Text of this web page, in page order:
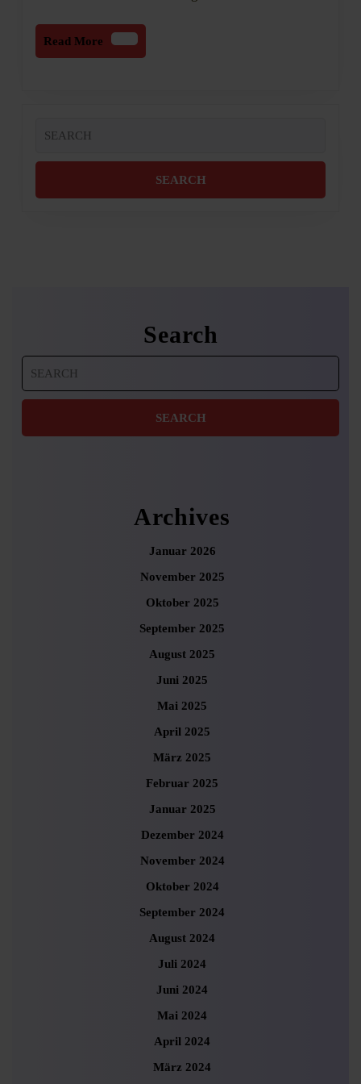
Read More
Read
More
for:
Search
for:
Archives
Januar 2026
November 2025
Oktober 2025
September 2025
August 2025
Juni 2025
Mai 2025
April 2025
März 2025
Februar 2025
Januar 2025
Dezember 2024
November 2024
Oktober 2024
September 2024
August 2024
Juli 2024
Juni 2024
Mai 2024
April 2024
März 2024